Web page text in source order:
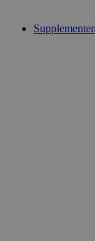
Supplementen